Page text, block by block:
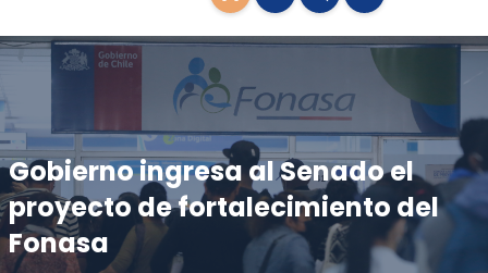
Gobierno ingresa al Senado el
proyecto de fortalecimiento del
Fonasa